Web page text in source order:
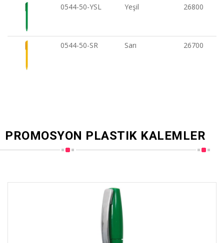
0544-50-YSL Yeşil 26800
0544-50-SR Sarı 26700
PROMOSYON PLASTIK KALEMLER